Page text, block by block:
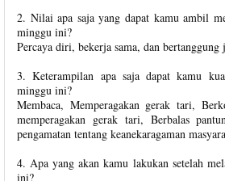
2. Nilai apa saja yang dapat kamu ambil
minggu ini?
Percaya diri, bekerja sama, dan bertanggung
3. Keterampilan apa saja dapat kamu
minggu ini?
Membaca, Memperagakan gerak tari,
memperagakan gerak tari, Berbalas
pengamatan tentang keanekaragaman
4. Apa yang akan kamu lakukan setelah
ini?